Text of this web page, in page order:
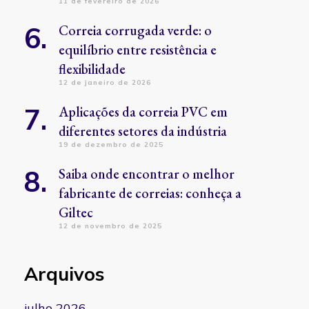
Correia corrugada verde: o
equilíbrio entre resistência e
flexibilidade
12 de janeiro de 2026
Aplicações da correia PVC em
diferentes setores da indústria
19 de dezembro de 2025
Saiba onde encontrar o melhor
fabricante de correias: conheça a
Giltec
12 de novembro de 2025
Arquivos